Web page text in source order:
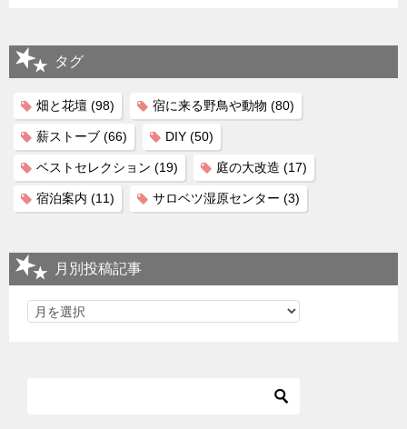
タグ
畑と花壇 (98) 宿に来る野鳥や動物 (80)
薪ストーブ (66) DIY (50)
ベストセレクション (19) 庭の大改造 (17)
宿泊案内 (11) サロベツ湿原センター (3)
月別投稿記事